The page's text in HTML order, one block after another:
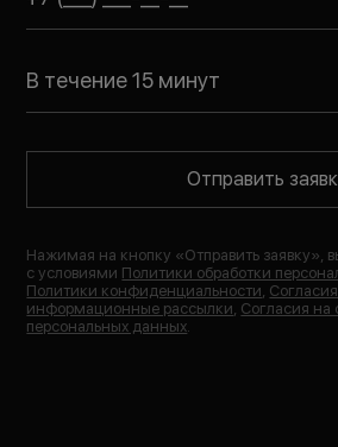
В течение 15 минут
Отправить
Нажимая на кнопку «Отправить заявку»,
с условиями Политики обработки
Политики конфиденциальности
информационные рассылки Согласия на
персональных данных